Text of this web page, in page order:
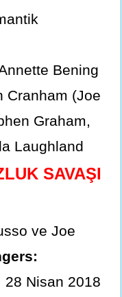
Bening
Cranham (Joe
Graham,
Laughland
SAVAŞI
ve Joe
28 Nisan 2018